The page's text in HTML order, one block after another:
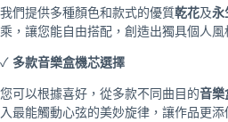
我們提供多種顏色和款式的優質乾花及永
乘，讓您能自由搭配，創造出獨具個人
✓ 多款音樂盒機芯選擇
您可以根據喜好，從多款不同曲目的音樂
入最能觸動心弦的美妙旋律，讓作品更添